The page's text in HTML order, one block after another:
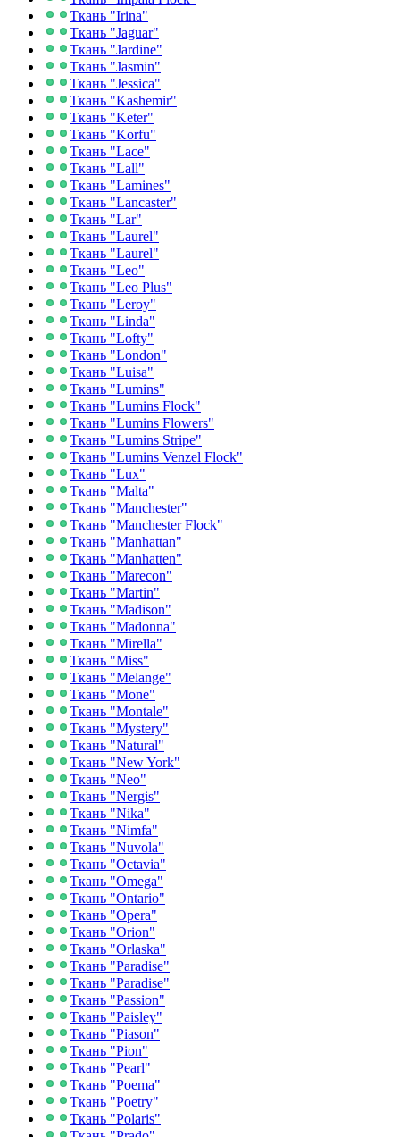
Ткань "Irina"
Ткань "Jaguar"
Ткань "Jardine"
Ткань "Jasmin"
Ткань "Jessica"
Ткань "Kashemir"
Ткань "Keter"
Ткань "Korfu"
Ткань "Lace"
Ткань "Lall"
Ткань "Lamines"
Ткань "Lancaster"
Ткань "Lar"
Ткань "Laurel"
Ткань "Laurel"
Ткань "Leo"
Ткань "Leo Plus"
Ткань "Leroy"
Ткань "Linda"
Ткань "Lofty"
Ткань "London"
Ткань "Luisa"
Ткань "Lumins"
Ткань "Lumins Flock"
Ткань "Lumins Flowers"
Ткань "Lumins Stripe"
Ткань "Lumins Venzel Flock"
Ткань "Lux"
Ткань "Malta"
Ткань "Manchester"
Ткань "Manchester Flock"
Ткань "Manhattan"
Ткань "Manhatten"
Ткань "Marecon"
Ткань "Martin"
Ткань "Madison"
Ткань "Madonna"
Ткань "Mirella"
Ткань "Miss"
Ткань "Melange"
Ткань "Mone"
Ткань "Montale"
Ткань "Mystery"
Ткань "Natural"
Ткань "New York"
Ткань "Neo"
Ткань "Nergis"
Ткань "Nika"
Ткань "Nimfa"
Ткань "Nuvola"
Ткань "Octavia"
Ткань "Omega"
Ткань "Ontario"
Ткань "Opera"
Ткань "Orion"
Ткань "Orlaska"
Ткань "Paradise"
Ткань "Paradise"
Ткань "Passion"
Ткань "Paisley"
Ткань "Piason"
Ткань "Pion"
Ткань "Pearl"
Ткань "Poema"
Ткань "Poetry"
Ткань "Polaris"